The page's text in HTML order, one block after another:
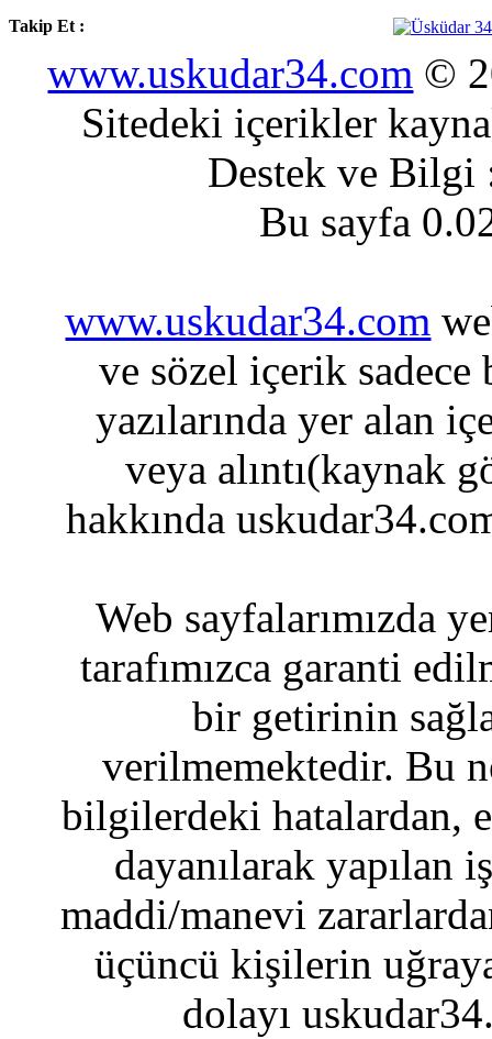
Takip Et :
www.uskudar34.com ©
Sitedeki içerikler
Destek ve
Bu sayfa
www.uskudar34.com
ve sözel içerik sadece
yazılarında yer alan
veya alıntı(kaynak
hakkında
Web sayfalarımızda
tarafımızca garanti
bir getirinin
verilmemektedir. Bu
bilgilerdeki hatalardan,
dayanılarak yapılan
maddi/manevi
üçüncü kişilerin
dolayı